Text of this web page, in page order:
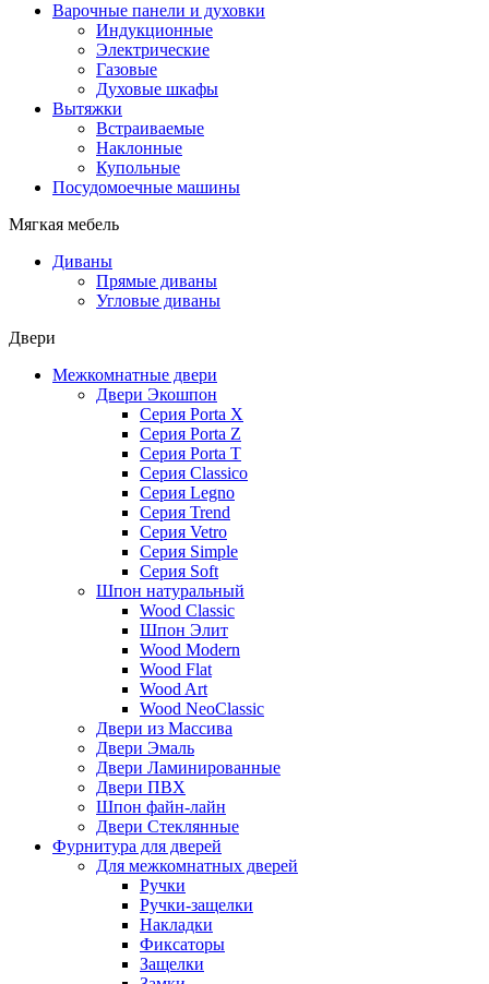
Варочные панели и духовки
Индукционные
Электрические
Газовые
Духовые шкафы
Вытяжки
Встраиваемые
Наклонные
Купольные
Посудомоечные машины
Мягкая мебель
Диваны
Прямые диваны
Угловые диваны
Двери
Межкомнатные двери
Двери Экошпон
Серия Porta X
Серия Porta Z
Серия Porta T
Серия Classico
Серия Legno
Серия Trend
Серия Vetro
Серия Simple
Серия Soft
Шпон натуральный
Wood Classic
Шпон Элит
Wood Modern
Wood Flat
Wood Art
Wood NeoClassic
Двери из Массива
Двери Эмаль
Двери Ламинированные
Двери ПВХ
Шпон файн-лайн
Двери Стеклянные
Фурнитура для дверей
Для межкомнатных дверей
Ручки
Ручки-защелки
Накладки
Фиксаторы
Защелки